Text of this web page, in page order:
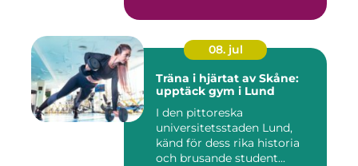
08. jul
Träna i hjärtat av Skåne:
upptäck gym i Lund
I den pittoreska
universitetsstaden Lund,
känd för dess rika historia
och brusande student...